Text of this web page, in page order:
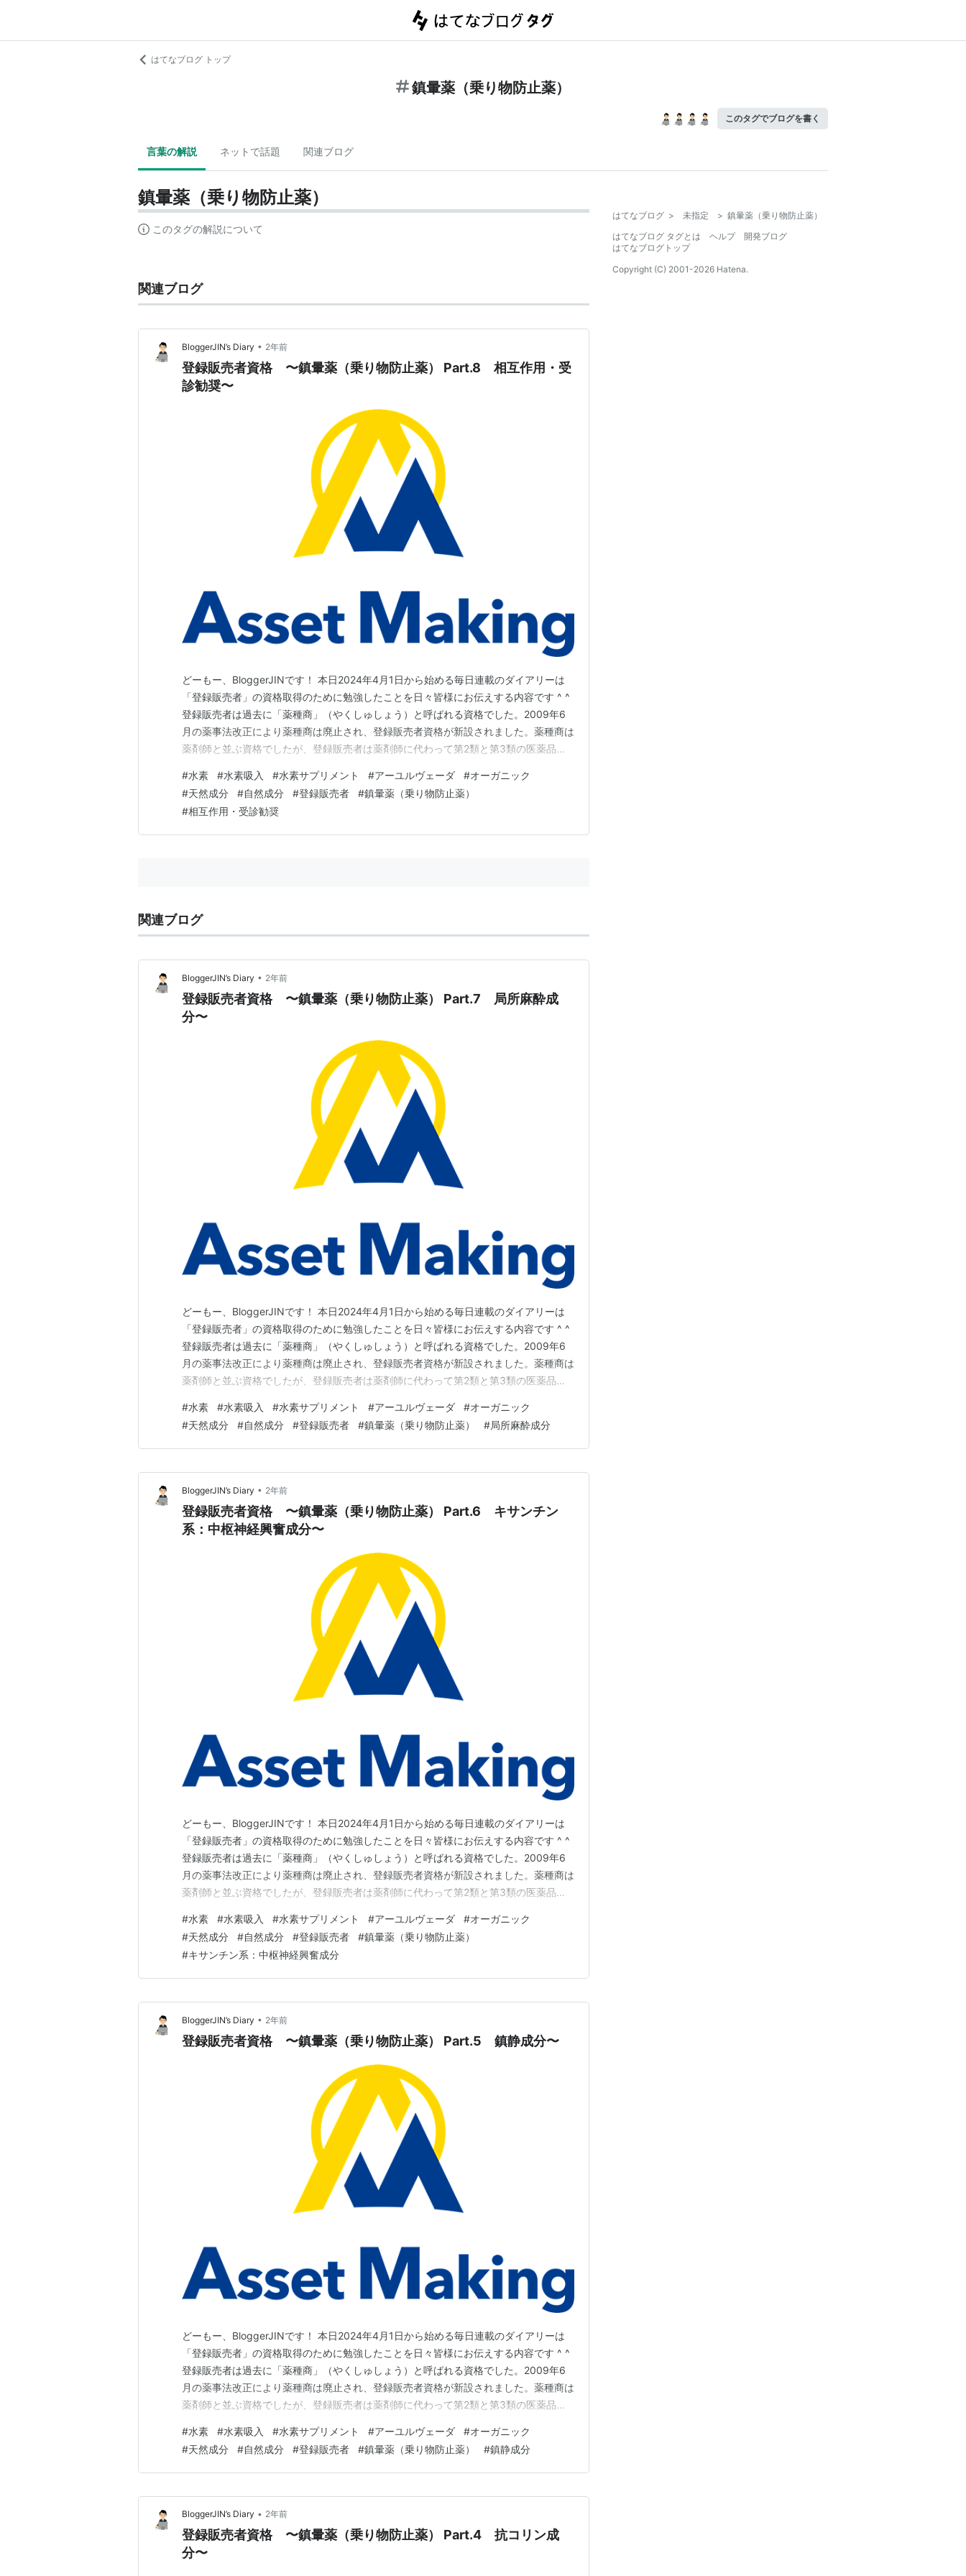
はてなブログ トップ
鎮暈薬（乗り物防止薬）
このタグでブログを書く
言葉の解説 ネットで話題 関連ブログ
鎮暈薬（乗り物防止薬）
このタグの解説について
関連ブログ
BloggerJIN’s Diary • 2年前
登録販売者資格 〜鎮暈薬（乗り物防止薬） Part.8 相互作用・受
診勧奨〜
どーもー、BloggerJINです！ 本日2024年4月1日から始める毎日連載のダイアリーは
「登録販売者」の資格取得のために勉強したことを日々皆様にお伝えする内容です ^ ^
登録販売者は過去に「薬種商」（やくしゅしょう）と呼ばれる資格でした。2009年6
月の薬事法改正により薬種商は廃止され、登録販売者資格が新設されました。薬種商は
薬剤師と並ぶ資格でしたが、登録販売者は薬剤師に代わって第2類と第3類の医薬品を
ら現代社会の状態にマッチする形態に資格の活用法が変化した代表的な事例と言えま
す。過去に薬種商販売業の許可を受けて…
#水素 #水素吸入 #水素サプリメント #アーユルヴェーダ #オーガニック
#天然成分 #自然成分 #登録販売者 #鎮暈薬（乗り物防止薬）
#相互作用・受診勧奨
関連ブログ
BloggerJIN’s Diary • 2年前
登録販売者資格 〜鎮暈薬（乗り物防止薬） Part.7 局所麻酔成
分〜
どーもー、BloggerJINです！ 本日2024年4月1日から始める毎日連載のダイアリーは
「登録販売者」の資格取得のために勉強したことを日々皆様にお伝えする内容です ^ ^
登録販売者は過去に「薬種商」（やくしゅしょう）と呼ばれる資格でした。2009年6
月の薬事法改正により薬種商は廃止され、登録販売者資格が新設されました。薬種商は
薬剤師と並ぶ資格でしたが、登録販売者は薬剤師に代わって第2類と第3類の医薬品を
ら現代社会の状態にマッチする形態に資格の活用法が変化した代表的な事例と言えま
す。過去に薬種商販売業の許可を受けて…
#水素 #水素吸入 #水素サプリメント #アーユルヴェーダ #オーガニック
#天然成分 #自然成分 #登録販売者 #鎮暈薬（乗り物防止薬） #局所麻酔成分
BloggerJIN’s Diary • 2年前
登録販売者資格 〜鎮暈薬（乗り物防止薬） Part.6 キサンチン
系：中枢神経興奮成分〜
どーもー、BloggerJINです！ 本日2024年4月1日から始める毎日連載のダイアリーは
「登録販売者」の資格取得のために勉強したことを日々皆様にお伝えする内容です ^ ^
登録販売者は過去に「薬種商」（やくしゅしょう）と呼ばれる資格でした。2009年6
月の薬事法改正により薬種商は廃止され、登録販売者資格が新設されました。薬種商は
薬剤師と並ぶ資格でしたが、登録販売者は薬剤師に代わって第2類と第3類の医薬品を
ら現代社会の状態にマッチする形態に資格の活用法が変化した代表的な事例と言えま
す。過去に薬種商販売業の許可を受けて…
#水素 #水素吸入 #水素サプリメント #アーユルヴェーダ #オーガニック
#天然成分 #自然成分 #登録販売者 #鎮暈薬（乗り物防止薬）
#キサンチン系：中枢神経興奮成分
BloggerJIN’s Diary • 2年前
登録販売者資格 〜鎮暈薬（乗り物防止薬） Part.5 鎮静成分〜
どーもー、BloggerJINです！ 本日2024年4月1日から始める毎日連載のダイアリーは
「登録販売者」の資格取得のために勉強したことを日々皆様にお伝えする内容です ^ ^
登録販売者は過去に「薬種商」（やくしゅしょう）と呼ばれる資格でした。2009年6
月の薬事法改正により薬種商は廃止され、登録販売者資格が新設されました。薬種商は
薬剤師と並ぶ資格でしたが、登録販売者は薬剤師に代わって第2類と第3類の医薬品を
ら現代社会の状態にマッチする形態に資格の活用法が変化した代表的な事例と言えま
す。過去に薬種商販売業の許可を受けて…
#水素 #水素吸入 #水素サプリメント #アーユルヴェーダ #オーガニック
#天然成分 #自然成分 #登録販売者 #鎮暈薬（乗り物防止薬） #鎮静成分
BloggerJIN’s Diary • 2年前
登録販売者資格 〜鎮暈薬（乗り物防止薬） Part.4 抗コリン成
分〜
はてなブログ > 未指定 > 鎮暈薬（乗り物防止薬）
はてなブログ タグとは
ヘルプ
開発ブログ
はてなブログトップ
Copyright (C) 2001-2026 Hatena.